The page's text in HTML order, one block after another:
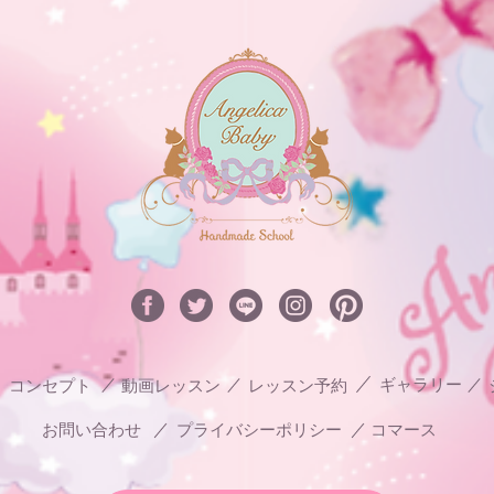
コンセプト 動画レッスン レッスン予約 ギャラリー
お問い合わせ プライバシーポリシー コマース